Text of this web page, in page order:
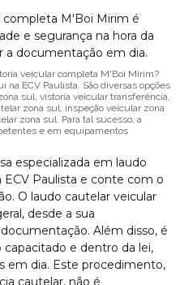
completa M'Boi Mirim é
e segurança na hora da
a documentação em dia.
veicular completa M'Boi Mirim?
na ECV Paulista. São diversas opções
sul, vistoria veicular transferência,
zona sul, inspeção veicular zona
zona sul. Para tal sucesso, a
e em equipamentos
especializada em laudo
ECV Paulista e conte com o
O laudo cautelar veicular
desde a sua
Além disso, é
e dentro da lei,
em dia. Este procedimento,
cautelar, não é